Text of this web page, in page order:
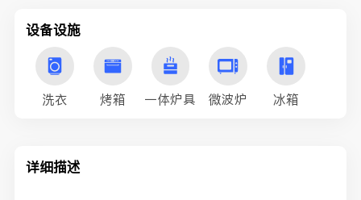
设备设施
洗衣 烤箱 一体炉具 微波炉 冰箱
详细描述